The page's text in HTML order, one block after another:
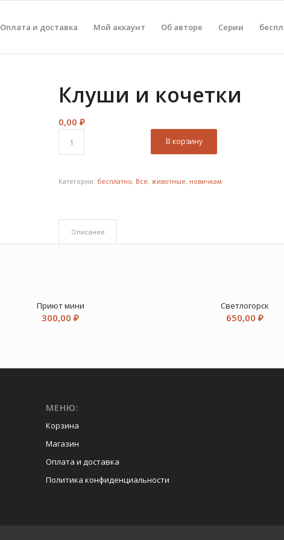
Оплата и доставка Мой аккаунт Об авторе Серии
Клуши и кочетки
0,00₽
В корзину
Категории: бесплатно, Все,животные, новичкам
Описание
Приют мини
300,00₽
Светлогорск
650,00 ₽
МЕНЮ:
Корзина
Магазин
Оплата и доставка
Политика конфиденциальности